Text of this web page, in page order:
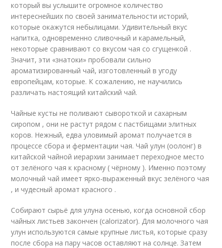
который вы услышите огромное количество
интереснейших по своей занимательности историй,
которые окажутся небылицами. Удивительный вкус
напитка, одновременно сливочный и карамельный,
некоторые сравнивают со вкусом чая со сгущенкой .
Значит, эти «знатоки» пробовали сильно
ароматизированный чай, изготовленный в угоду
европейцам, которые. К сожалению, не научились
различать настоящий китайский чай.
Чайные кусты не поливают сывороткой и сахарным
сиропом , они не растут рядом с пастбищами элитных
коров. Нежный, едва уловимый аромат получается в
процессе сбора и ферментации чая. Чай улун (оолонг) в
китайской чайной иерархии занимает переходное место
от зелёного чая к красному ( чёрному ). Именно поэтому
молочный чай имеет ярко-выраженный вкус зелёного чая
, и чудесный аромат красного .
Собирают сырьё для улуна осенью, когда основной сбор
чайных листьев закончен (calorizator). Для молочного чая
улун используются самые крупные листья, которые сразу
после сбора на пару часов оставляют на солнце. Затем